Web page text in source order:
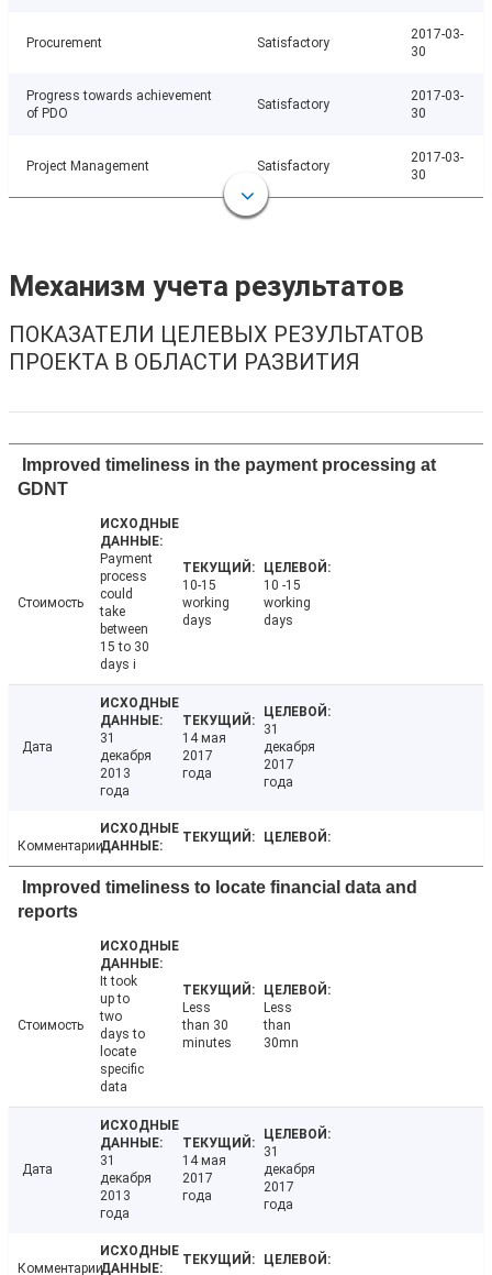
Procurement Satisfactory
2017-03-
30
Progress towards achievement
of PDO
Satisfactory
2017-03-
30
Project Management Satisfactory
2017-03-
30
Механизм учета результатов
ПОКАЗАТЕЛИ ЦЕЛЕВЫХ РЕЗУЛЬТАТОВ
ПРОЕКТА В ОБЛАСТИ РАЗВИТИЯ
Improved timeliness in the payment processing at
GDNT
Стоимость
Payment
process
could
take
between
15 to 30
days i
10-15
working
days
10 -15
working
days
Дата
31
декабря
2013
года
14 мая
2017
года
31
декабря
2017
года
Комментарии
Improved timeliness to locate financial data and
reports
Стоимость
It took
up to
two
days to
locate
specific
data
Less
than 30
minutes
Less
than
30mn
Дата
31
декабря
2013
года
14 мая
2017
года
31
декабря
2017
года
Комментарии